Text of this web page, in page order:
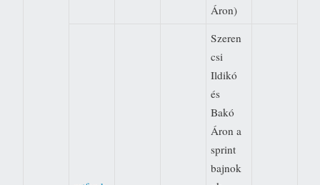
Áron)
Szeren
csi
Ildikó
és
Bakó
Áron a
sprint
bajnok